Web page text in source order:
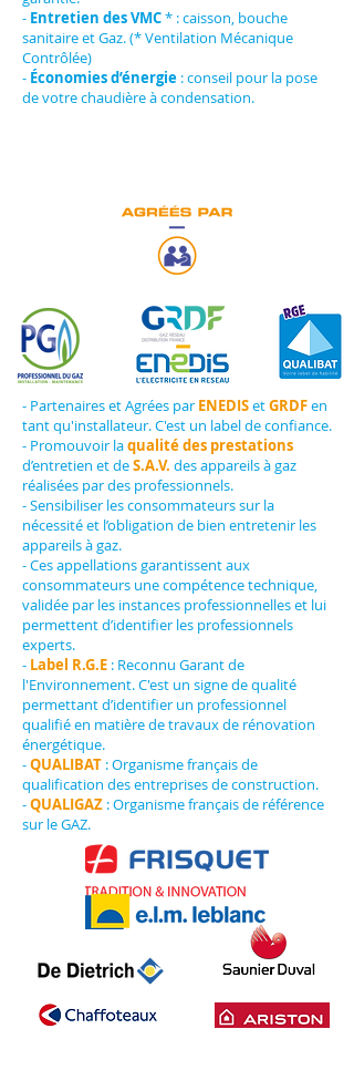
- Entretien des VMC* : caisson, bouche
sanitaire et Gaz. (* Ventilation Mécanique
Contrôlée)
- Économies d’énergie : conseil pour la pose
de votre chaudière à condensation.
- Partenaires et Agrées par ENEDISetGRDFen
tant qu'installateur. C'est un label de confiance.
- Promouvoir laqualité des prestations
d’entretien et deS.A.V. des appareils à gaz
réalisées par des professionnels.
- Sensibiliser les consommateurs sur la
nécessité et l’obligation de bien entretenir les
appareils à gaz.
- Ces appellations garantissent aux
consommateurs une compétence technique,
validée par les instances professionnelles et lui
permettent d’identifier les professionnels
experts.
- Label R.G.E : Reconnu Garant de
l'Environnement. C'est un signe de qualité
permettant d’identifier un professionnel
qualifié en matière de travaux de rénovation
énergétique.
-QUALIBAT : Organisme français de
qualification des entreprises de construction.
-QUALIGAZ : Organisme français de référence
sur le GAZ.